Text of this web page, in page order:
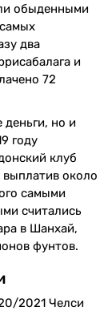
обыденными
два
и
72
но и
году
клуб
около
самыми
считались
в Шанхай,
фунтов.
2021 Челси